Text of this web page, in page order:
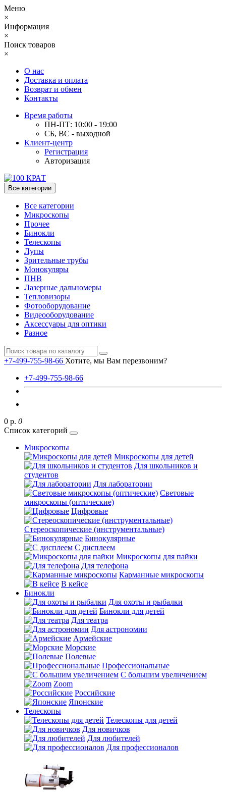
Меню
×
Информация
×
Поиск товаров
×
О нас
Доставка и оплата
Возврат и обмен
Контакты
Время работы
ПН-ПТ: 10:00 - 19:00
СБ, ВС - выходной
Клиент-центр
Регистрация
Авторизация
Все категории
Все категории
Микроскопы
Прочее
Бинокли
Телескопы
Лупы
Зрительные трубы
Монокуляры
ПНВ
Лазерные дальномеры
Тепловизоры
Фотооборудование
Видеооборудование
Аксессуары для оптики
Разное
+7-499-755-98-66 Хотите, мы Вам перезвоним?
+7-499-755-98-66
0 р. 0
Список категорий
Микроскопы
Микроскопы для детей
Для школьников и
студентов
Для лаборатории
Световые
микроскопы (оптические)
Цифровые
Стереоскопические (инструментальные)
Бинокулярные
С дисплеем
Микроскопы для пайки
Для телефона
Карманные микроскопы
В кейсе
Бинокли
Для охоты и рыбалки
Бинокли для детей
Для театра
Для астрономии
Армейские
Морские
Полевые
Профессиональные
С большим увеличением
Zoom
Российские
Японские
Телескопы
Телескопы для детей
Для новичков
Для любителей
Для профессионалов